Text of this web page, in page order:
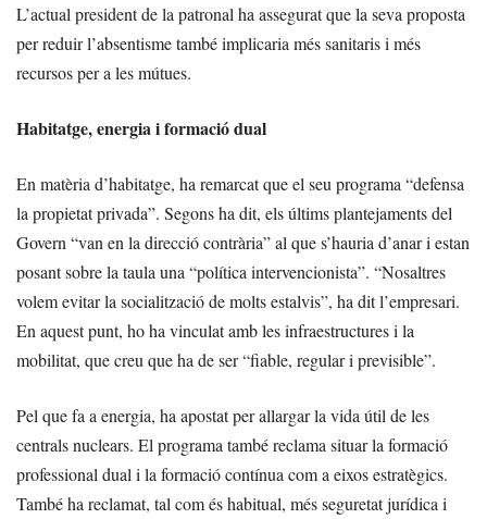
L’actual president de la patronal ha assegurat que la seva proposta
per reduir l’absentisme també implicaria més sanitaris i més
recursos per a les mútues.
Habitatge, energia i formació dual
En matèria d’habitatge, ha remarcat que el seu programa “defensa
la propietat privada”. Segons ha dit, els últims plantejaments del
Govern “van en la direcció contrària” al que s’hauria d’anar i estan
posant sobre la taula una “política intervencionista”. “Nosaltres
volem evitar la socialització de molts estalvis”, ha dit l’empresari.
En aquest punt, ho ha vinculat amb les infraestructures i la
mobilitat, que creu que ha de ser “fiable, regular i previsible”.
Pel que fa a energia, ha apostat per allargar la vida útil de les
centrals nuclears. El programa també reclama situar la formació
professional dual i la formació contínua com a eixos estratègics.
També ha reclamat, tal com és habitual, més seguretat jurídica i